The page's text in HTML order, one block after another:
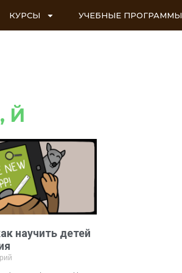
КУРСЫ УЧЕБНЫЕ ПРОГРАММЫ
Й
научить детей